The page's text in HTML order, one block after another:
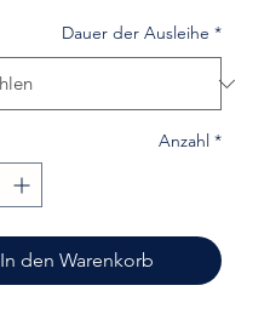
Dauer der Ausleihe *
Anzahl *
In den Warenkorb